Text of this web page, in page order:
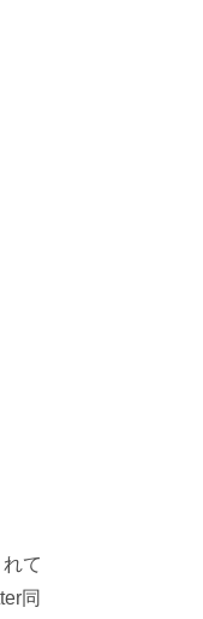
て
同